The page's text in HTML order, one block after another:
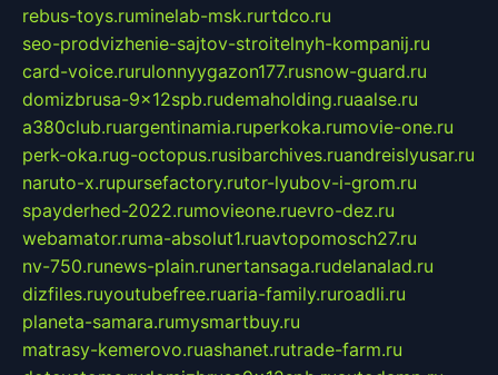
rebus-toys.ruminelab-msk.rurtdco.ru
seo-prodvizhenie-sajtov-stroitelnyh-kompanij.ru
card-voice.rurulonnyygazon177.rusnow-guard.ru
domizbrusa-9x12spb.rudemaholding.ruaalse.ru
a380club.ruargentinamia.ruperkoka.rumovie-one.ru
perk-oka.rug-octopus.rusibarchives.ruandreislyusar.ru
naruto-x.rupursefactory.rutor-lyubov-i-grom.ru
spayderhed-2022.rumovieone.ruevro-dez.ru
webamator.ruma-absolut1.ruavtopomosch27.ru
nv-750.runews-plain.runertansaga.rudelanalad.ru
dizfiles.ruyoutubefree.ruaria-family.ruroadli.ru
planeta-samara.rumysmartbuy.ru
matrasy-kemerovo.ruashanet.rutrade-farm.ru